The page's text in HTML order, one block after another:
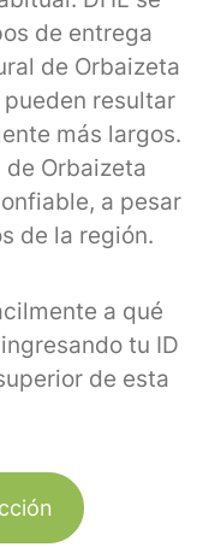
de entrega
de Orbaizeta
resultar
más largos.
de Orbaizeta
a pesar
de la región.
a qué
tu ID
de esta